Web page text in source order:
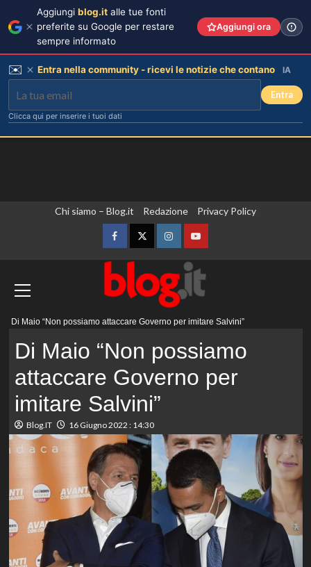
Chi siamo – Blog.it Redazione Privacy Policy
FacebookTwitterInstagramYouTube
Di Maio “Non possiamo attaccare Governo per imitare Salvini”
Di Maio “Non possiamo
attaccare Governo per
imitare Salvini”
Blog.IT 16 Giugno 2022 : 14:30
Aggiungi blog.it alle tue fonti
preferite su Google per restare
sempre informato
Aggiungi ora
✉️ Entra nella community - ricevi le notizie che contano IA
Entra
Clicca qui per inserire i tuoi dati